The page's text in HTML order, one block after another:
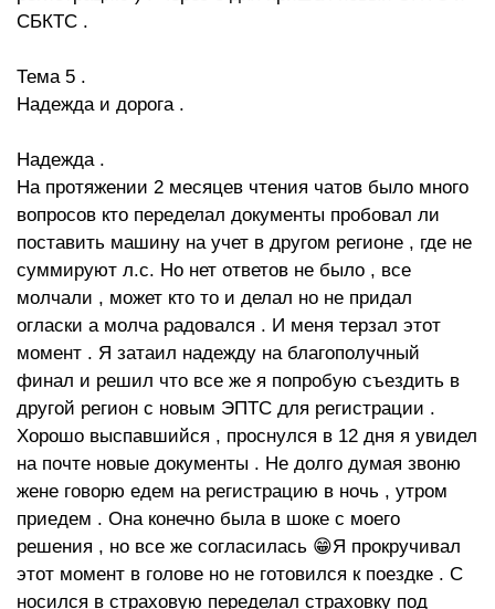
СБКТС .
Тема 5 .
Надежда и дорога .
Надежда .
На протяжении 2 месяцев чтения чатов было много
вопросов кто переделал документы пробовал ли
поставить машину на учет в другом регионе , где не
суммируют л.с. Но нет ответов не было , все
молчали , может кто то и делал но не придал
огласки а молча радовался . И меня терзал этот
момент . Я затаил надежду на благополучный
финал и решил что все же я попробую съездить в
другой регион с новым ЭПТС для регистрации .
Хорошо выспавшийся , проснулся в 12 дня я увидел
на почте новые документы . Не долго думая звоню
жене говорю едем на регистрацию в ночь , утром
приедем . Она конечно была в шоке с моего
решения , но все же согласилась 😁Я прокручивал
этот момент в голове но не готовился к поездке . С
носился в страховую переделал страховку под